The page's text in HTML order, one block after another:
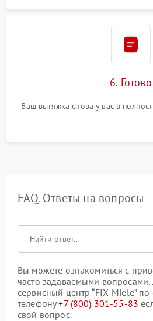
6. Готово
Ваш вытяжка снова у вас в
FAQ. Ответы на вопросы
Вы можете ознакомиться с
часто задаваемыми вопросами,
сервисный центр “FIX-Miele”
телефону+7 (800) 301-55-83
свой вопрос.